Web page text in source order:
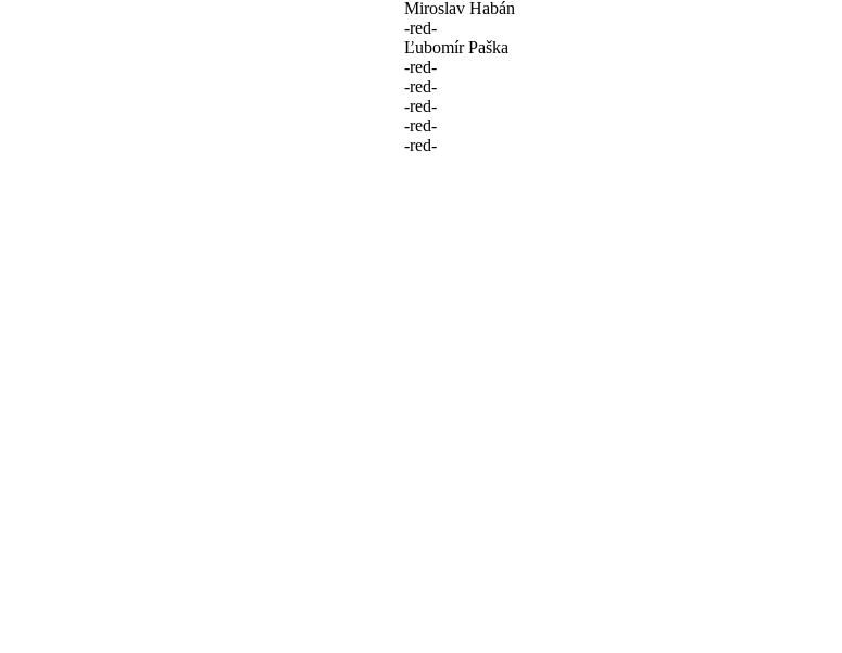
Miroslav Habán
-red-
Ľubomír Paška
-red-
-red-
-red-
-red-
-red-